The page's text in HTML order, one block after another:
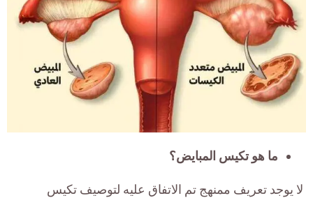
ما هو تكيس المبايض؟
لا يوجد تعريف ممنهج تم الاتفاق عليه لتوصيف تكيس